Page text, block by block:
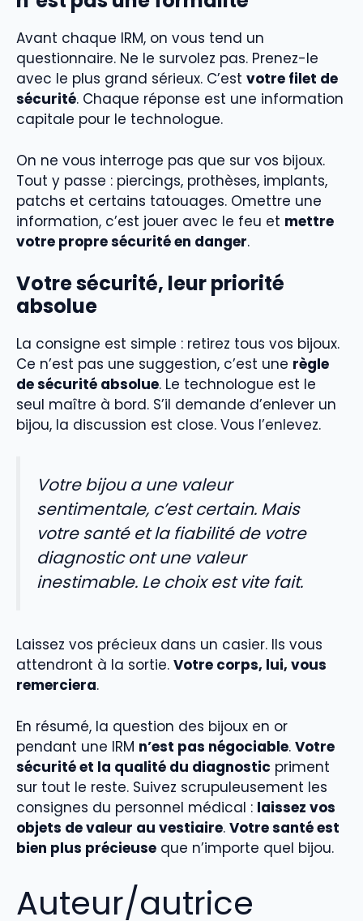
Avant chaque IRM, on vous tend un
questionnaire. Ne le survolez pas. Prenez-le
avec le plus grand sérieux. C’est votre filet de
sécurité. Chaque réponse est une information
capitale pour le technologue.
On ne vous interroge pas que sur vos bijoux.
Tout y passe : piercings, prothèses, implants,
patchs et certains tatouages. Omettre une
information, c’est jouer avec le feu et mettre
votre propre sécurité en danger.
Votre sécurité, leur priorité
absolue
La consigne est simple : retirez tous vos bijoux.
Ce n’est pas une suggestion, c’est une règle
de sécurité absolue. Le technologue est le
seul maître à bord. S’il demande d’enlever un
bijou, la discussion est close. Vous l’enlevez.
Votre bijou a une valeur
sentimentale, c’est certain. Mais
votre santé et la fiabilité de votre
diagnostic ont une valeur
inestimable. Le choix est vite fait.
Laissez vos précieux dans un casier. Ils vous
attendront à la sortie. Votre corps, lui, vous
remerciera.
En résumé, la question des bijoux en or
pendant une IRM n’est pas négociable. Votre
sécurité et la qualité du diagnostic priment
sur tout le reste. Suivez scrupuleusement les
consignes du personnel médical : laissez vos
objets de valeur au vestiaire. Votre santé est
bien plus précieuse que n’importe quel bijou.
Auteur/autrice